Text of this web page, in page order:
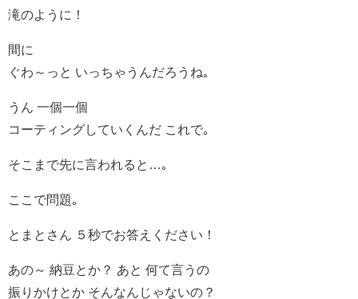
滝のように！
間に
ぐわ～っと いっちゃうんだろうね｡
うん 一個一個
コーティングしていくんだ これで｡
そこまで先に言われると…｡
ここで問題｡
とまとさん ５秒でお答えください！
あの～ 納豆とか？ あと 何て言うの
振りかけとか そんなんじゃないの？